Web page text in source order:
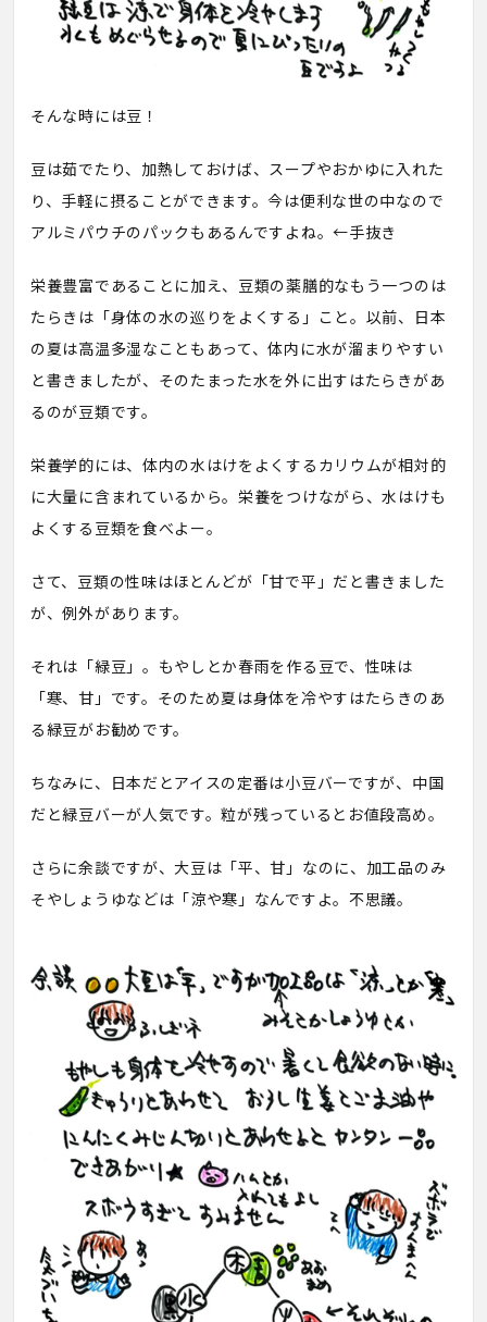
そんな時には豆！
豆は茹でたり、加熱しておけば、スープやおかゆに入れた
り、手軽に摂ることができます。今は便利な世の中なので
アルミパウチのパックもあるんですよね。←手抜き
栄養豊富であることに加え、豆類の薬膳的なもう一つのは
たらきは「身体の水の巡りをよくする」こと。以前、日本
の夏は高温多湿なこともあって、体内に水が溜まりやすい
と書きましたが、そのたまった水を外に出すはたらきがあ
るのが豆類です。
栄養学的には、体内の水はけをよくするカリウムが相対的
に大量に含まれているから。栄養をつけながら、水はけも
よくする豆類を食べよー。
さて、豆類の性味はほとんどが「甘で平」だと書きました
が、例外があります。
それは「緑豆」。もやしとか春雨を作る豆で、性味は
「寒、甘」です。そのため夏は身体を冷やすはたらきのあ
る緑豆がお勧めです。
ちなみに、日本だとアイスの定番は小豆バーですが、中国
だと緑豆バーが人気です。粒が残っているとお値段高め。
さらに余談ですが、大豆は「平、甘」なのに、加工品のみ
そやしょうゆなどは「涼や寒」なんですよ。不思議。